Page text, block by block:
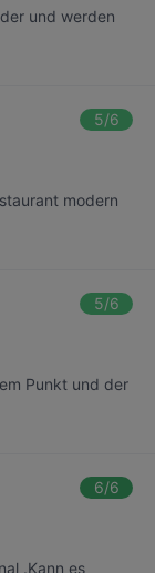
und werden
5/6
modern
5/6
Punkt und der
6/6
.Kann es